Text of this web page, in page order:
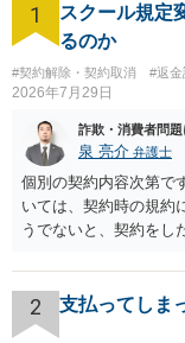
1
スクール規定
るのか
#契約解除・契約取消 #返金
2026年7月29日
詐欺・消費者問
泉 亮介 弁護士
個別の契約内容次第で
いては、契約時の規約
うでないと、契約をし
る場合があるかと思わ
2 支払ってしま